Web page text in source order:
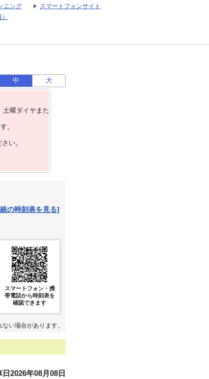
ニング
スマートフォンサイト
中 大
⼟曜ダイヤまた
。
い。
の時刻表を見る]
スマートフォン・携
帯電話から時刻表を
確認できます
い場合があります。
日2026年08月08日